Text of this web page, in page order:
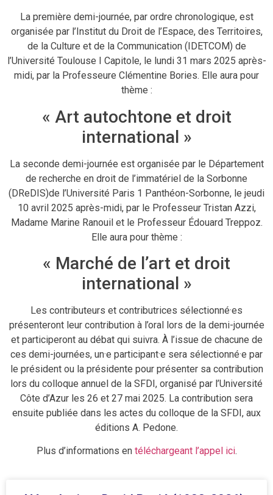
La première demi-journée, par ordre chronologique, est
organisée par l’Institut du Droit de l’Espace, des Territoires,
de la Culture et de la Communication (IDETCOM) de
l’Université Toulouse I Capitole, le lundi 31 mars 2025 après-
midi, par la Professeure Clémentine Bories. Elle aura pour
thème :
« Art autochtone et droit
international »
La seconde demi-journée est organisée par le Département
de recherche en droit de l’immatériel de la Sorbonne
(DReDIS)de l’Université Paris 1 Panthéon-Sorbonne, le jeudi
10 avril 2025 après-midi, par le Professeur Tristan Azzi,
Madame Marine Ranouil et le Professeur Édouard Treppoz.
Elle aura pour thème :
« Marché de l’art et droit
international »
Les contributeurs et contributrices sélectionné·es
présenteront leur contribution à l’oral lors de la demi-journée
et participeront au débat qui suivra. À l’issue de chacune de
ces demi-journées, un·e participant·e sera sélectionné·e par
le président ou la présidente pour présenter sa contribution
lors du colloque annuel de la SFDI, organisé par l’Université
Côte d’Azur les 26 et 27 mai 2025. La contribution sera
ensuite publiée dans les actes du colloque de la SFDI, aux
éditions A. Pedone.
Plus d’informations en téléchargeant l’appel ici.